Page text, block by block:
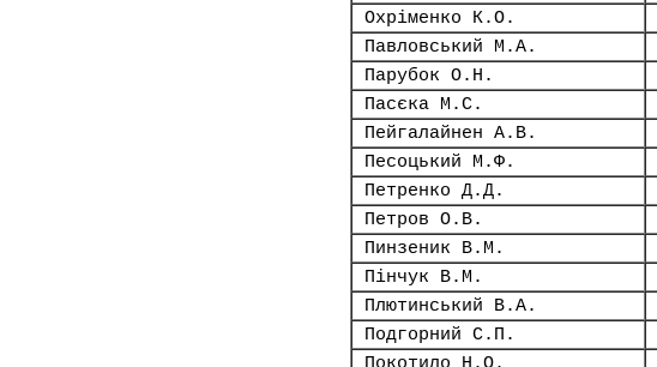
Охріменко К.О.
Павловський М.А.
Парубок О.Н.
Пасєка М.С.
Пейгалайнен А.В.
Песоцький М.Ф.
Петренко Д.Д.
Петров О.В.
Пинзеник В.М.
Пінчук В.М.
Плютинський В.А.
Подгорний С.П.